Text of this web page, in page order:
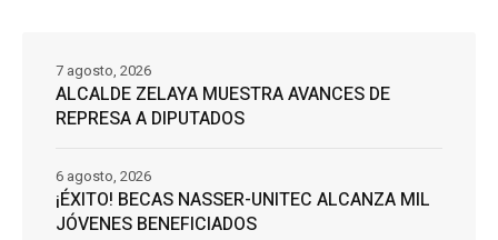
ALCALDE ZELAYA MUESTRA AVANCES DE
REPRESA A DIPUTADOS
7 agosto, 2026
¡ÉXITO! BECAS NASSER-UNITEC ALCANZA MIL
JÓVENES BENEFICIADOS
6 agosto, 2026